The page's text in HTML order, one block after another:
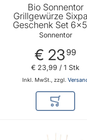
Bio Sonnentor
Grillgewürze
Geschenk Set
von Sonnentor -
Grillmeister unter
Sonnentor
€ 23 99
Inkl. MwSt., zzgl.
€ 23,99 / 1 Stk
In den